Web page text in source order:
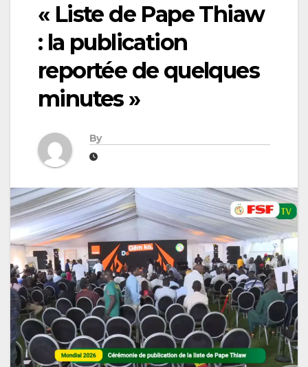
« Liste de Pape Thiaw
: la publication
reportée de quelques
minutes »
By